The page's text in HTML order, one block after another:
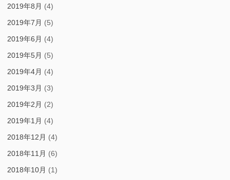
2019年8月 (4)
2019年7月 (5)
2019年6月 (4)
2019年5月 (5)
2019年4月 (4)
2019年3月 (3)
2019年2月 (2)
2019年1月 (4)
2018年12月 (4)
2018年11月 (6)
2018年10月 (1)